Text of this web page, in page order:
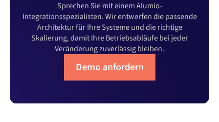
Sprechen Sie mit einem Alumio-
Integrationsspezialisten. Wir entwerfen die passende
Architektur für Ihre Systeme und die richtige
Skalierung, damit Ihre Betriebsabläufe bei jeder
Veränderung zuverlässig bleiben.
Demo anfordern